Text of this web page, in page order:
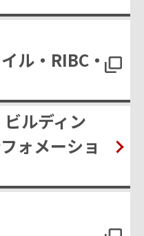
ル・RIBC・
ルディン
ォメーショ